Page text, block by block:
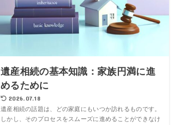
遺産相続の基本知識：家族円満に進
めるために
2026.07.18
遺産相続の話題は、どの家庭にもいつか訪れるものです。
しかし、そのプロセスをスムーズに進めることができなけ